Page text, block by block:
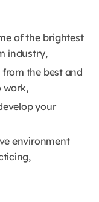
of the brightest
industry,
the best and
work,
your
environment